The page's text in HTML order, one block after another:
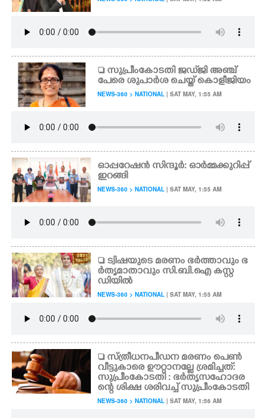
 സുപ്രീംകോടതി ജഡ്‌ജി അഞ്ച്
പേരെ ശുപാർശ ചെയ്ത് കൊളീജിയം
NEWS-360 > NATIONAL | SAT MAY, 1:55 AM
ഓപ്പറേഷൻ സിന്ദൂർ: ഓർമ്മക്കുറിപ്പ്
ഇറങ്ങി
NEWS-360 > NATIONAL | SAT MAY, 1:55 AM
 ട്വിഷയുടെ മരണം ഭർത്താവും ഭ
ർതൃമാതാവും സി.ബി.ഐ കസ്റ്റ
ഡിയിൽ
NEWS-360 > NATIONAL | SAT MAY, 1:55 AM
 സ്ത്രീധനപീഡന മരണം പെൺ
വീട്ടുകാരെ ഊറ്റാനല്ലേ ശ്രമിച്ചത്:
സുപ്രീംകോടതി : ഭർതൃസഹോദര
ന്റെ ശിക്ഷ ശരിവച്ച് സുപ്രീംകോടതി
NEWS-360 > NATIONAL | SAT MAY, 1:56 AM